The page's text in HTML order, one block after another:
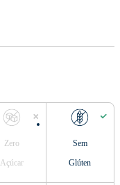
Zero
Açúcar
Sem
Glúten